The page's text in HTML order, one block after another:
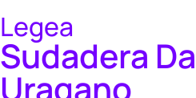
Legea
Sudadera
Uragano